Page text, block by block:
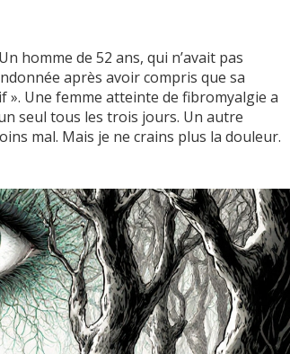
homme de 52 ans, qui n’avait pas
après avoir compris que sa
». Une femme atteinte de fibromyalgie a
seul tous les trois jours. Un autre
mal. Mais je ne crains plus la douleur.